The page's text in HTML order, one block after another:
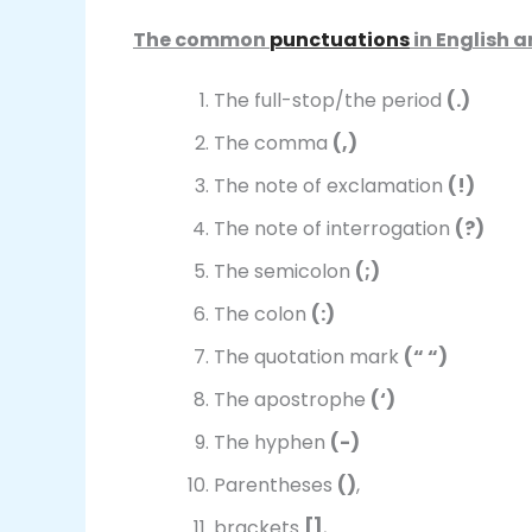
The common punctuationsin English
The full-stop/the period (.)
The comma (,)
The note of exclamation (!)
The note of interrogation (?)
The semicolon (;)
The colon (:)
The quotation mark (“ “)
The apostrophe (‘)
The hyphen (-)
Parentheses (),